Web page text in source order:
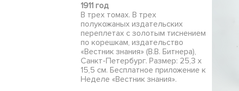
1911 год
В трех томах. В трех
полукожаных издательских
переплетах с золотым тиснением
по корешкам, издательство
«Вестник знания» (В.В. Битнера),
Санкт-Петербург. Размер: 25,3 х
15,5 см. Бесплатное приложение к
Неделе «Вестник знания».